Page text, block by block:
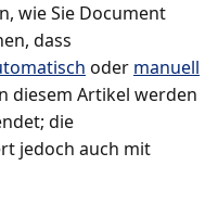
wie Sie Document
dass
oder manuell
diesem Artikel werden
die
jedoch auch mit